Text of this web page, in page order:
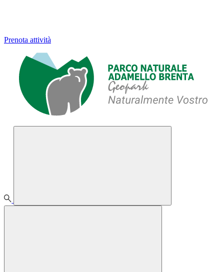
Prenota attività